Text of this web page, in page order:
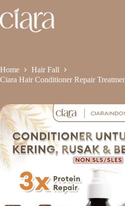
Home
Hair Fall
Ciara Hair Conditioner Repair